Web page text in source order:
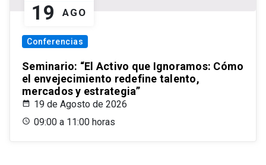
19 AGO
Conferencias
Seminario: “El Activo que Ignoramos: Cómo
el envejecimiento redefine talento,
mercados y estrategia”
19 de Agosto de 2026
09:00 a 11:00 horas